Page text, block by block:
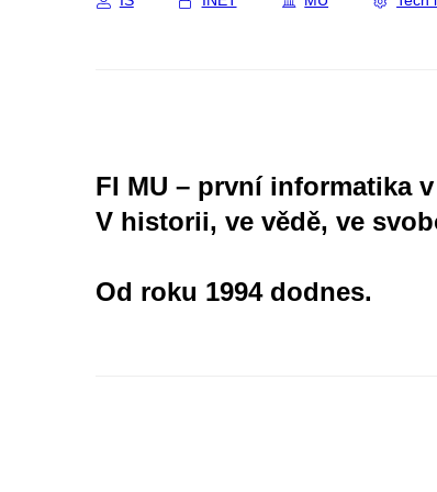
FI MU – první informatika v
V historii, ve vědě, ve
Od roku 1994 dodnes.